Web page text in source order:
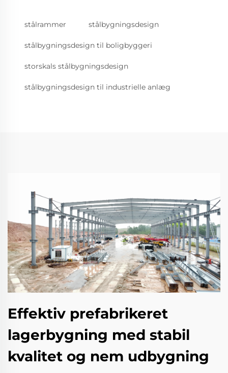
stålrammer stålbygningsdesign
stålbygningsdesign til boligbyggeri
storskals stålbygningsdesign
stålbygningsdesign til industrielle anlæg
Effektiv prefabrikeret
lagerbygning med stabil
kvalitet og nem udbygning